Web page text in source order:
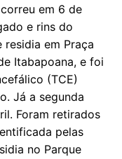
em 6 de
e rins do
residia em Praça
Itabapoana, e foi
(TCE)
Já a segunda
Foram retirados
pelas
no Parque